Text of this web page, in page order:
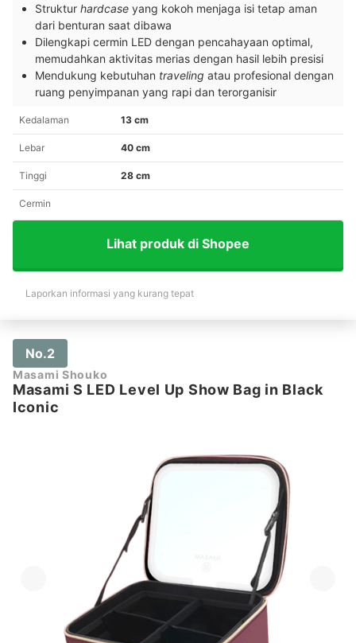
Struktur hardcase yang kokoh menjaga isi tetap aman
dari benturan saat dibawa
Dilengkapi cermin LED dengan pencahayaan optimal,
memudahkan aktivitas merias dengan hasil lebih presisi
Mendukung kebutuhan traveling atau profesional dengan
ruang penyimpanan yang rapi dan terorganisir
Kedalaman 13 cm
Lebar 40 cm
Tinggi 28 cm
Cermin
Lihat produk di Shopee
Laporkan informasi yang kurang tepat
No.2
Masami Shouko
Masami S LED Level Up Show Bag in Black
Iconic